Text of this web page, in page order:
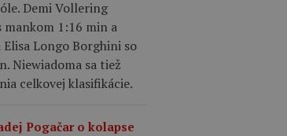
Demi Vollering
mankom 1:16 min a
Longo Borghini so
Niewiadoma sa tiež
celkovej klasifikácie.
Pogačar o kolapse